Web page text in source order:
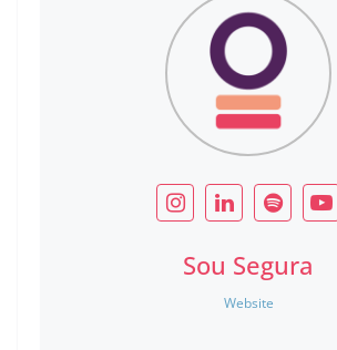
Sou Segura
Website